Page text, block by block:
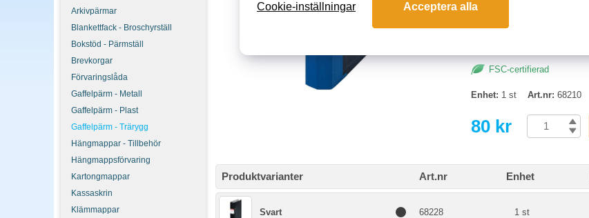
Arkivpärmar
Blankettfack - Broschyrställ
Bokstöd - Pärmställ
Brevkorgar
Förvaringslåda
Gaffelpärm - Metall
Gaffelpärm - Plast
Gaffelpärm - Trärygg
Hängmappar - Tillbehör
Hängmappsförvaring
Kartongmappar
Kassaskrin
Klämmappar
Format:
Ryggbredd:
FSC-certifierad
Enhet: 1 st Art.nr: 68210
80 kr
Produktvarianter Art.nr Enhet
Svart 68228 1 st
Cookie-inställningar Acceptera alla